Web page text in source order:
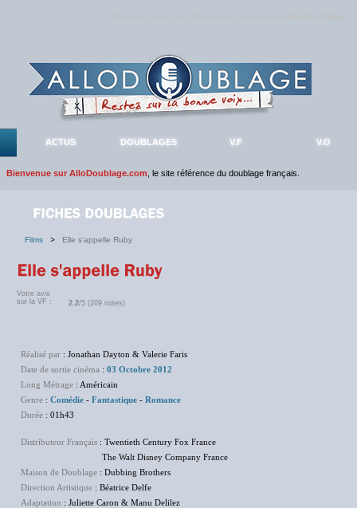
ACTUS DOUBLAGES V.F V.O
Bienvenue sur AlloDoublage.com , le site référence du doublage français.
Films > Elle s'appelle Ruby
Votre avis
sur la VF :
2.2/5 (209 notes)
Réalisé par : Jonathan Dayton & Valerie Faris
Date de sortie cinéma : 03 Octobre 2012
Long Métrage : Américain
Genre : Comédie - Fantastique - Romance
Durée : 01h43
Distributeur Français : Twentieth Century Fox France
The Walt Disney Company France
Maison de Doublage : Dubbing Brothers
Direction Artistique : Béatrice Delfe
Adaptation : Juliette Caron & Manu Delilez